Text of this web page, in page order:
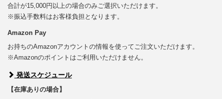
合計が15,000円以上の場合のみご選択いただけます。
※振込手数料はお客様負担となります。
Amazon Pay
お持ちのAmazonアカウントの情報を使ってご注文いただけます。
※Amazonのポイントはご利用いただけません。
発送スケジュール
【在庫ありの場合】